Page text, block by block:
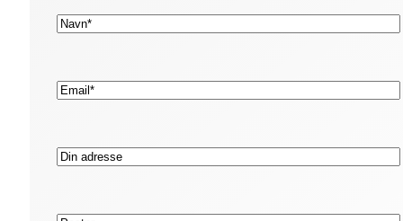
Navn*
E-
mail*
Adresse
Postnr.